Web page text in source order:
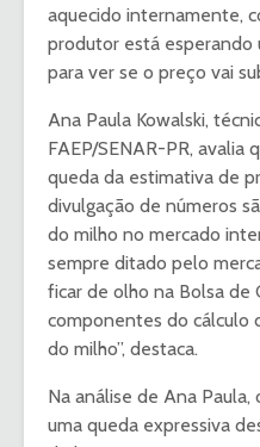
aquecido internamente,
produtor está esperando
para ver se o preço vai
Ana Paula Kowalski,
FAEP/SENAR-PR, avalia
queda da estimativa de
divulgação de números
do milho no mercado
sempre ditado pelo
ficar de olho na Bolsa de
componentes do cálculo
do milho”, destaca.
Na análise de Ana
uma queda expressiva